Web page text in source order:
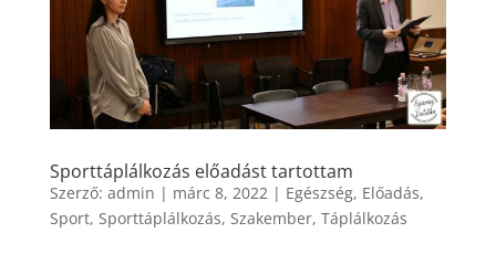
Sporttáplálkozás előadást tartottam
Szerző: admin | márc 8, 2022| Egészség, Előadás,
Sport, Sporttáplálkozás, Szakember, Táplálkozás